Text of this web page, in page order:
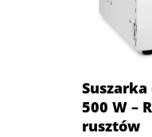
500 W –
rusztów